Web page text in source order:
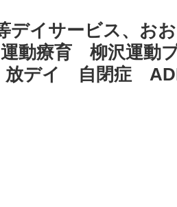
デイサービス、お
動療育 柳沢運動
デイ 自閉症